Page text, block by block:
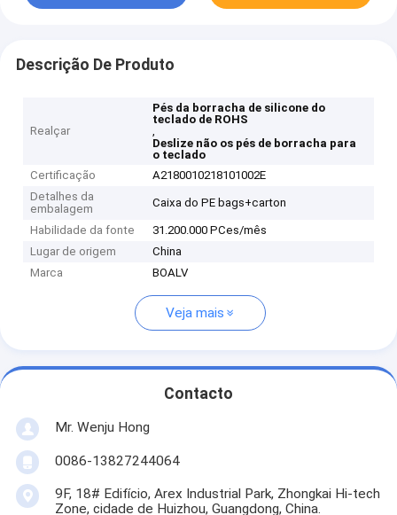
Descrição De Produto
Realçar
Pés da borracha de silicone do
teclado de ROHS
,
Deslize não os pés de borracha para
o teclado
Certificação
A2180010218101002E
Detalhes da
embalagem
Caixa do PE bags+carton
Habilidade da fonte
31.200.000 PCes/mês
Lugar de origem
China
Marca
BOALV
Veja mais
Contacto
Mr. Wenju Hong
0086-13827244064
9F, 18# Edifício, Arex Industrial Park, Zhongkai Hi-tech
Zone, cidade de Huizhou, Guangdong, China.